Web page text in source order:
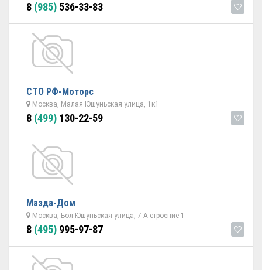
8 (985) 536-33-83
СТО РФ-Моторс
Москва, Малая Юшуньская улица, 1к1
8 (499) 130-22-59
Мазда-Дом
Москва, Бол Юшуньская улица, 7 А строение 1
8 (495) 995-97-87